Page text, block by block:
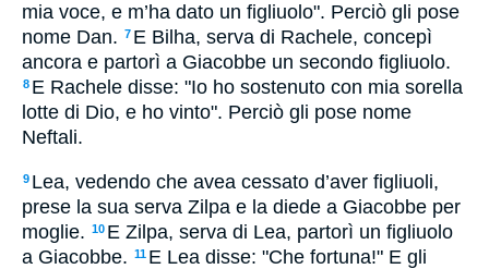
mia voce, e m’ha dato un figliuolo". Perciò gli pose
nome Dan. 7 E Bilha, serva di Rachele, concepì
ancora e partorì a Giacobbe un secondo figliuolo.
8 E Rachele disse: "Io ho sostenuto con mia sorella
lotte di Dio, e ho vinto". Perciò gli pose nome
Neftali.
9 Lea, vedendo che avea cessato d’aver figliuoli,
prese la sua serva Zilpa e la diede a Giacobbe per
moglie. 10 E Zilpa, serva di Lea, partorì un figliuolo
a Giacobbe. 11 E Lea disse: "Che fortuna!" E gli